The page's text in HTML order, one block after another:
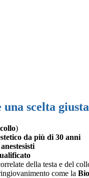
scelta
)
da più di 30 anni
della testa e del
come la